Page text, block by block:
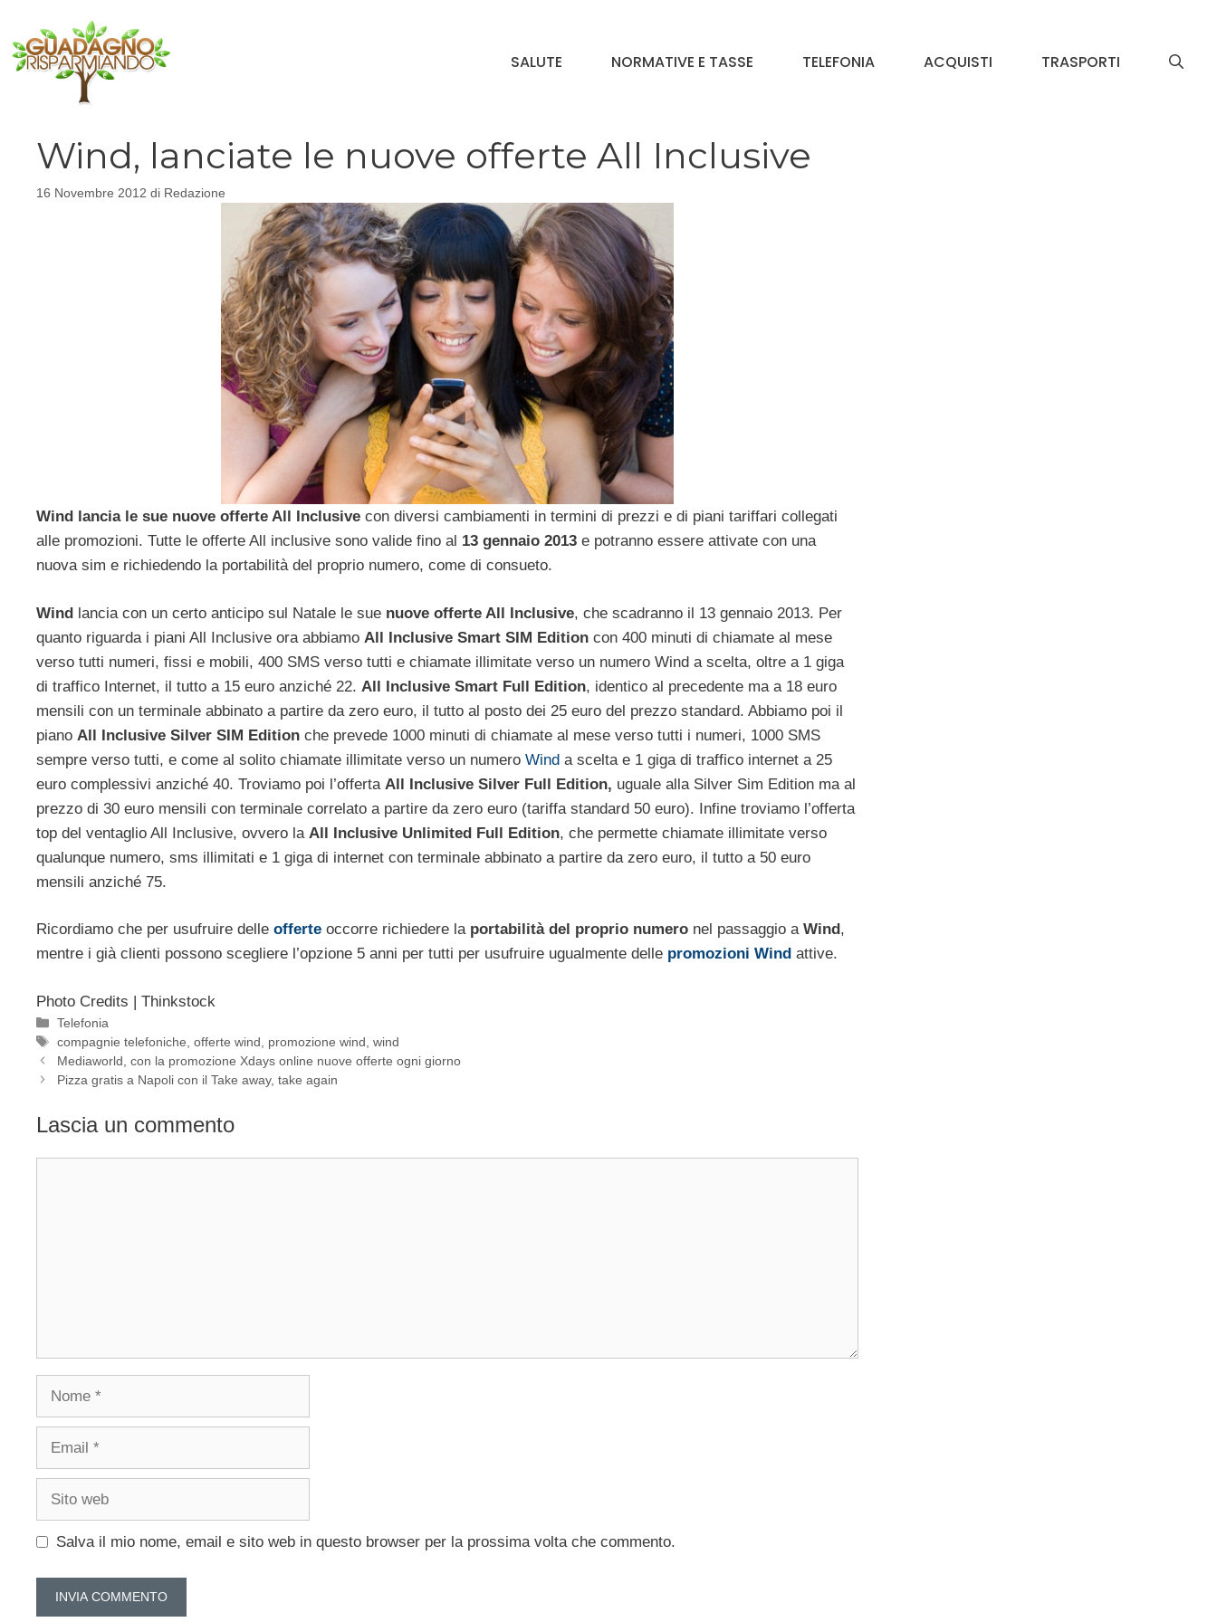
contenuto
SALUTE NORMATIVE E TASSE TELEFONIA ACQUISTI TRASPORTI
Wind, lanciate le nuove offerte All Inclusive
16 Novembre 2012 di Redazione
Wind lancia le sue nuove offerte All Inclusive con diversi cambiamenti in termini di prezzi e di piani tariffari collegati
alle promozioni. Tutte le offerte All inclusive sono valide fino al 13 gennaio 2013 e potranno essere attivate con una
nuova sim e richiedendo la portabilità del proprio numero, come di consueto.
Wind lancia con un certo anticipo sul Natale le sue nuove offerte All Inclusive, che scadranno il 13 gennaio 2013. Per
quanto riguarda i piani All Inclusive ora abbiamo All Inclusive Smart SIM Edition con 400 minuti di chiamate al mese
verso tutti numeri, fissi e mobili, 400 SMS verso tutti e chiamate illimitate verso un numero Wind a scelta, oltre a 1 giga
di traffico Internet, il tutto a 15 euro anziché 22. All Inclusive Smart Full Edition, identico al precedente ma a 18 euro
mensili con un terminale abbinato a partire da zero euro, il tutto al posto dei 25 euro del prezzo standard. Abbiamo poi il
piano All Inclusive Silver SIM Edition che prevede 1000 minuti di chiamate al mese verso tutti i numeri, 1000 SMS
sempre verso tutti, e come al solito chiamate illimitate verso un numero Wind a scelta e 1 giga di traffico internet a 25
euro complessivi anziché 40. Troviamo poi l’offerta All Inclusive Silver Full Edition, uguale alla Silver Sim Edition ma al
prezzo di 30 euro mensili con terminale correlato a partire da zero euro (tariffa standard 50 euro). Infine troviamo l’offerta
top del ventaglio All Inclusive, ovvero la All Inclusive Unlimited Full Edition, che permette chiamate illimitate verso
qualunque numero, sms illimitati e 1 giga di internet con terminale abbinato a partire da zero euro, il tutto a 50 euro
mensili anziché 75.
Ricordiamo che per usufruire delle offerte occorre richiedere la portabilità del proprio numero nel passaggio a Wind ,
mentre i già clienti possono scegliere l’opzione 5 anni per tutti per usufruire ugualmente delle promozioni Wind attive.
Photo Credits | Thinkstock
Categorie
Telefonia
Tag
compagnie telefoniche ,offerte wind promozione wind ,wind
Mediaworld, con la promozione Xdays online nuove offerte ogni giorno
Pizza gratis a Napoli con il Take away, take again
Lascia un commento
Nome
Email
Sito
Salva il mio nome, email e sito web in questo browser per la prossima volta che commento.